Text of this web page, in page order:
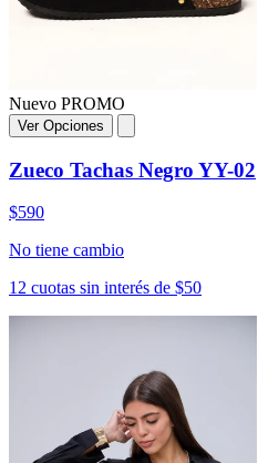
Nuevo PROMO
Ver Opciones
Zueco Tachas Negro YY-02
$590
No tiene cambio
12 cuotas sin interés de $50